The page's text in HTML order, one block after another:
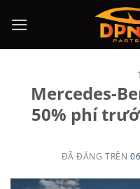
đến
nội
Mercedes-
50% phí
ĐÃ ĐĂNG TRÊN